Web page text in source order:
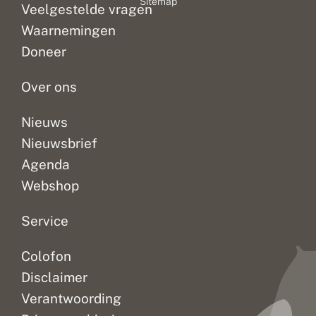
Veelgestelde vragen
Waarnemingen
Doneer
Over ons
Nieuws
Nieuwsbrief
Agenda
Webshop
Service
Colofon
Disclaimer
Verantwoording